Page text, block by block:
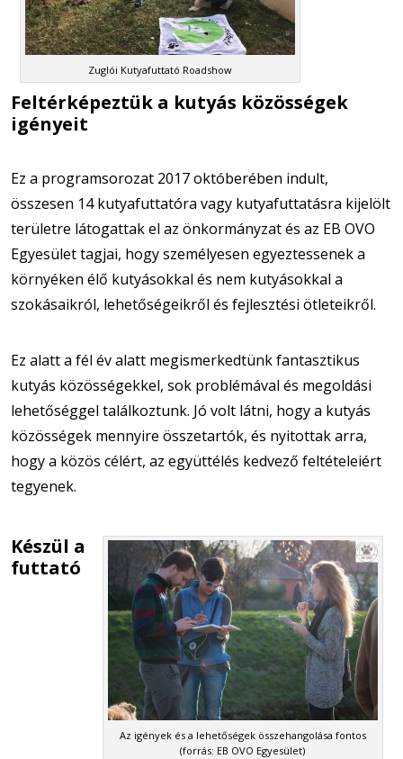
Zuglói Kutyafuttató Roadshow
Feltérképeztük a kutyás közösségek
igényeit
Ez a programsorozat 2017 októberében indult,
összesen 14 kutyafuttatóra vagy kutyafuttatásra kijelölt
területre látogattak el az önkormányzat és az EB OVO
Egyesület tagjai, hogy személyesen egyeztessenek a
környéken élő kutyásokkal és nem kutyásokkal a
szokásaikról, lehetőségeikről és fejlesztési ötleteikről.
Ez alatt a fél év alatt megismerkedtünk fantasztikus
kutyás közösségekkel, sok problémával és megoldási
lehetőséggel találkoztunk. Jó volt látni, hogy a kutyás
közösségek mennyire összetartók, és nyitottak arra,
hogy a közös célért, az együttélés kedvező feltételeiért
tegyenek.
Az igények és a lehetőségek összehangolása fontos
(forrás: EB OVO Egyesület)
Készül a
futtató